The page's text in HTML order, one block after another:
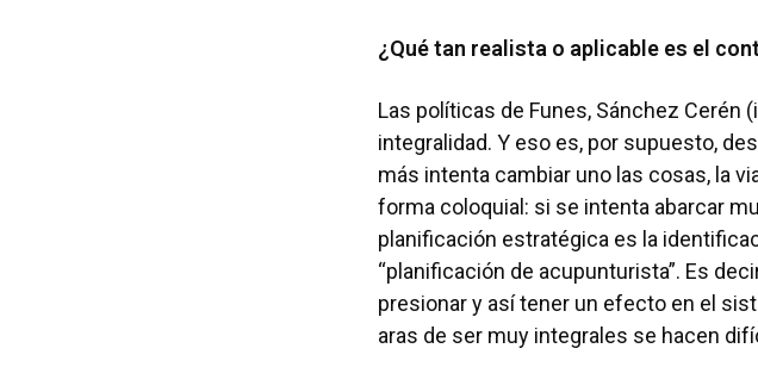
¿Qué tan realista o aplicable es el
Las políticas de Funes, Sánchez Cerén
integralidad. Y eso es, por supuesto,
más intenta cambiar uno las cosas, la
forma coloquial: si se intenta abarcar
planificación estratégica es la
“planificación de acupunturista”. Es
presionar y así tener un efecto en el
aras de ser muy integrales se hacen